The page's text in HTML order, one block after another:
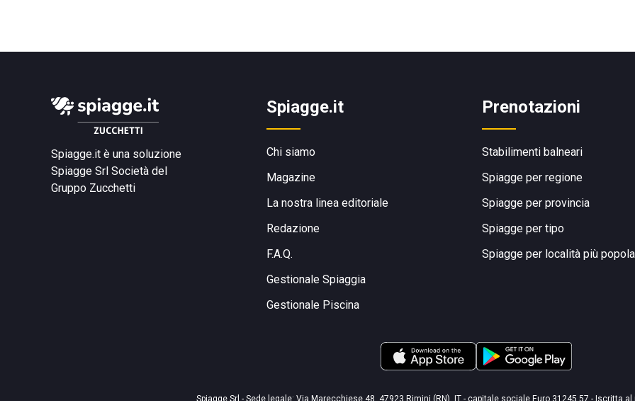
Spiagge.it è una soluzione
Spiagge Srl Società del
Gruppo Zucchetti
Spiagge.it
Chi siamo
Magazine
La nostra linea editoriale
Redazione
F.A.Q.
Gestionale Spiaggia
Gestionale Piscina
Prenotazioni
Stabilimenti balneari
Spiagge per regione
Spiagge per provincia
Spiagge per tipo
Spiagge per località più
Spiagge Srl - Sede legale: Via Marecchiese 48, 47923 Rimini (RN), IT - capitale sociale Euro 31245,57 - Iscritta